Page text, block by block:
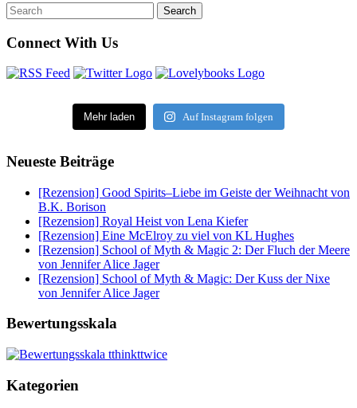
Search
for:
Search
Connect With Us
Mehr laden Auf Instagram folgen
Neueste Beiträge
[Rezension] Good Spirits–Liebe im Geiste der Weihnacht von
B.K. Borison
[Rezension] Royal Heist von Lena Kiefer
[Rezension] Eine McElroy zu viel von KL Hughes
[Rezension] School of Myth & Magic 2: Der Fluch der Meere
von Jennifer Alice Jager
[Rezension] School of Myth & Magic: Der Kuss der Nixe
von Jennifer Alice Jager
Bewertungsskala
Kategorien